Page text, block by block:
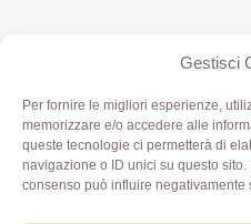
Gestisci
Per fornire le migliori esperienze,
memorizzare e/o accedere alle
queste tecnologie ci permetterà di
navigazione o ID unici su questo sito.
consenso può influire